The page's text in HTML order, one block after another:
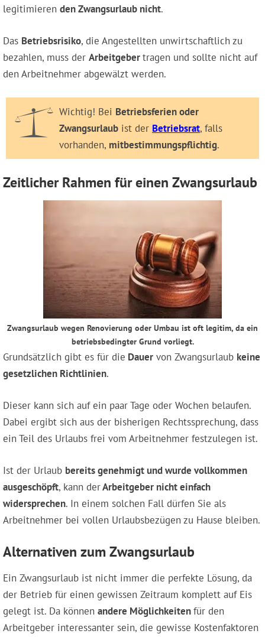
legitimieren den Zwangsurlaub nicht.
Das Betriebsrisiko, die Angestellten unwirtschaftlich zu
bezahlen, muss der Arbeitgebertragen und sollte nicht auf
den Arbeitnehmer abgewälzt werden.
Wichtig! Bei Betriebsferien oder
Zwangsurlaub ist der Betriebsrat, falls
vorhanden, mitbestimmungspflichtig.
Zeitlicher Rahmen für einen Zwangsurlaub
Zwangsurlaub wegen Renovierung oder Umbau ist oft legitim, da ein
betriebsbedingter Grund vorliegt.
Grundsätzlich gibt es für die Dauer von Zwangsurlaub keine
gesetzlichen Richtlinien.
Dieser kann sich auf ein paar Tage oder Wochen belaufen.
Dabei ergibt sich aus der bisherigen Rechtssprechung, dass
ein Teil des Urlaubs frei vom Arbeitnehmer festzulegen ist.
Ist der Urlaub bereits genehmigt und wurde vollkommen
ausgeschöpft, kann derArbeitgeber nicht einfach
widersprechen. In einem solchen Fall dürfen Sie als
Arbeitnehmer bei vollen Urlaubsbezügen zu Hause bleiben.
Alternativen zum Zwangsurlaub
Ein Zwangsurlaub ist nicht immer die perfekte Lösung, da
der Betrieb für einen gewissen Zeitraum komplett auf Eis
gelegt ist. Da können andere Möglichkeitenfür den
Arbeitgeber interessanter sein, die gewisse Kostenfaktoren